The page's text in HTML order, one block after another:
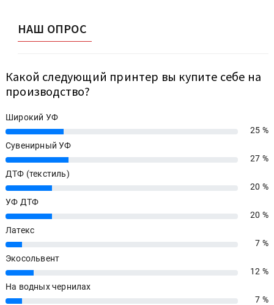
НАШ ОПРОС
Какой следующий принтер вы купите себе на
производство?
Широкий УФ
25%
25 %
Сувенирный УФ
27%
27 %
ДТФ (текстиль)
20%
20 %
УФ ДТФ
20%
20 %
Латекс
7%
7 %
Экосольвент
12%
12 %
На водных чернилах
7%
7 %